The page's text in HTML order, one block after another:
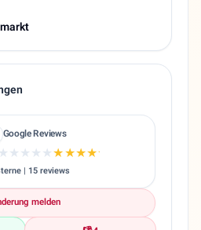
Google Reviews
★★★★★★★★★★
| 15 reviews
melden